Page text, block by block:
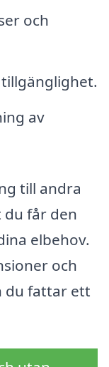
och
av
till andra
du får den
elbehov.
och
du fattar ett